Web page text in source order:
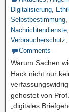
Digitalisierung,
Selbstbestimmung,
Nachrichtendienste,
Verbraucherschutz,
Comments
Warum Sachen
Hack nicht nur
gehostet von
„digitales